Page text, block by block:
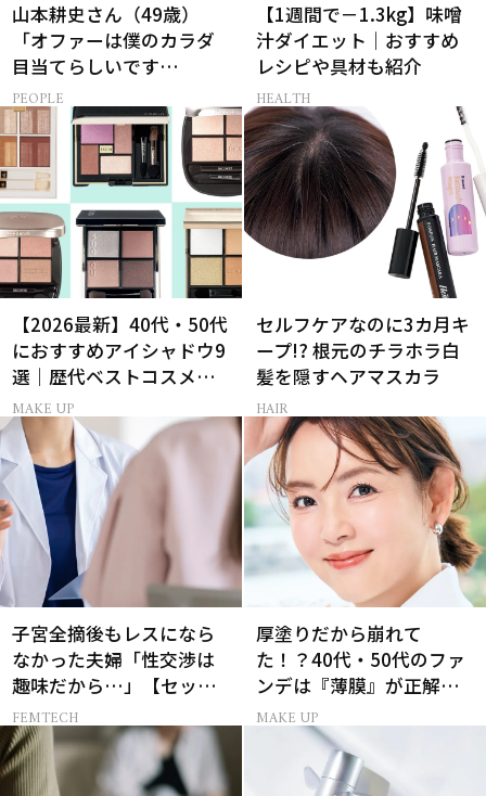
山本耕史さん（49歳）
「オファーは僕のカラダ
目当てらしいです
（笑）」全編英語ミュー
ジカルへの挑戦
PEOPLE
【1週間で－1.3kg】味噌
汁ダイエット｜おすすめ
レシピや具材も紹介
HEALTH
【2026最新】40代・50代
におすすめアイシャドウ9
選｜歴代ベストコスメ受
賞まとめ
MAKE UP
セルフケアなのに3カ月キ
ープ!? 根元のチラホラ白
髪を隠すヘアマスカラ
HAIR
子宮全摘後もレスになら
なかった夫婦「性交渉は
趣味だから…」【セック
スレス AND THE CITY -女
たちの告白-】
FEMTECH
厚塗りだから崩れて
た！？40代・50代のファ
ンデは『薄膜』が正解で
した
MAKE UP